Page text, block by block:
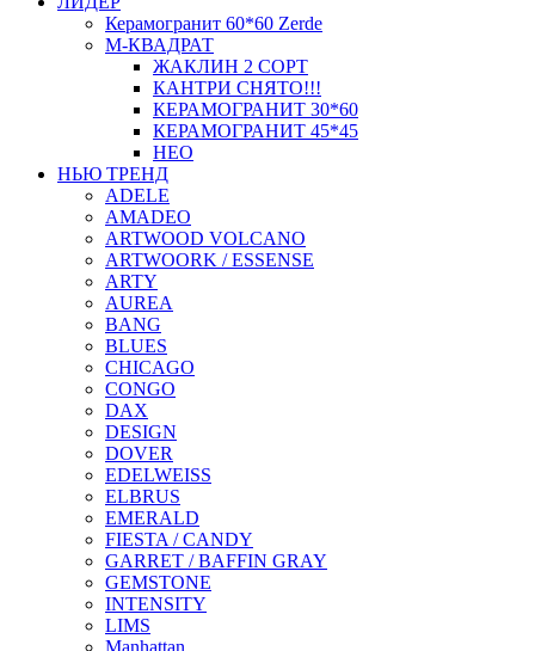
Керамогранит 60*60 Zerde
М-КВАДРАТ
ЖАКЛИН 2 СОРТ
КАНТРИ СНЯТО!!!
КЕРАМОГРАНИТ 30*60
КЕРАМОГРАНИТ 45*45
НЕО
НЬЮ ТРЕНД
ADELE
AMADEO
ARTWOOD VOLCANO
ARTWOORK / ESSENSE
ARTY
AUREA
BANG
BLUES
CHICAGO
CONGO
DAX
DESIGN
DOVER
EDELWEISS
ELBRUS
EMERALD
FIESTA / CANDY
GARRET / BAFFIN GRAY
GEMSTONE
INTENSITY
LIMS